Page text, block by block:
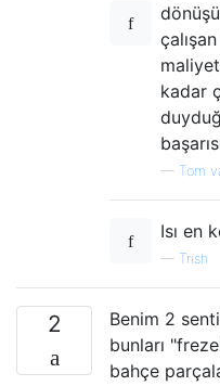
kadar
— Tom
Isı en
— Trish
2
Benim 2
bunları
bahçe